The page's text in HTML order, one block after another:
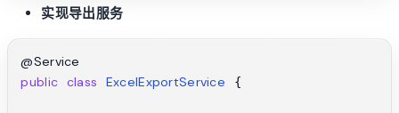
实现导出服务
@Service
public class ExcelExportService {